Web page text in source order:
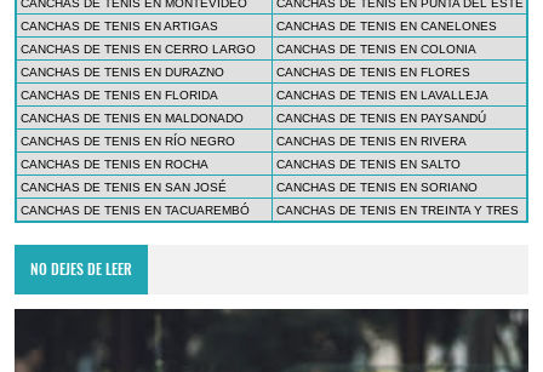
CANCHAS DE TENIS EN MONTEVIDEO
CANCHAS DE TENIS EN PUNTA DEL ESTE
CANCHAS DE TENIS EN ARTIGAS
CANCHAS DE TENIS EN CANELONES
CANCHAS DE TENIS EN CERRO LARGO
CANCHAS DE TENIS EN COLONIA
CANCHAS DE TENIS EN DURAZNO
CANCHAS DE TENIS EN FLORES
CANCHAS DE TENIS EN FLORIDA
CANCHAS DE TENIS EN LAVALLEJA
CANCHAS DE TENIS EN MALDONADO
CANCHAS DE TENIS EN PAYSANDÚ
CANCHAS DE TENIS EN RÍO NEGRO
CANCHAS DE TENIS EN RIVERA
CANCHAS DE TENIS EN ROCHA
CANCHAS DE TENIS EN SALTO
CANCHAS DE TENIS EN SAN JOSÉ
CANCHAS DE TENIS EN SORIANO
CANCHAS DE TENIS EN TACUAREMBÓ
CANCHAS DE TENIS EN TREINTA Y TRES
NO DEJES DE LEER